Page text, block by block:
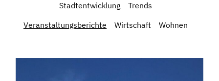
Stadtentwicklung
Trends
Veranstaltungsberichte
Wirtschaft Wohnen